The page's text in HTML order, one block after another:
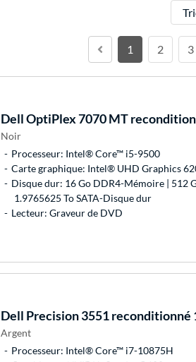
Trier
1 2 3
DellOptiPlex 7070 MT
Noir
Processeur: Intel® Core™ i5-9500
Carte graphique: Intel® UHD Graphics
Disque dur: 16 Go DDR4-Mémoire | 512
1.9765625 To SATA-Disque dur
Lecteur: Graveur de DVD
Dell Precision 3551 reconditionné
Argent
Processeur: Intel® Core™ i7-10875H